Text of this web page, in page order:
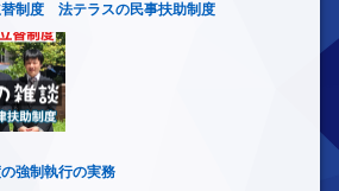
制度 法テラスの民事扶助制度
の強制執行の実務